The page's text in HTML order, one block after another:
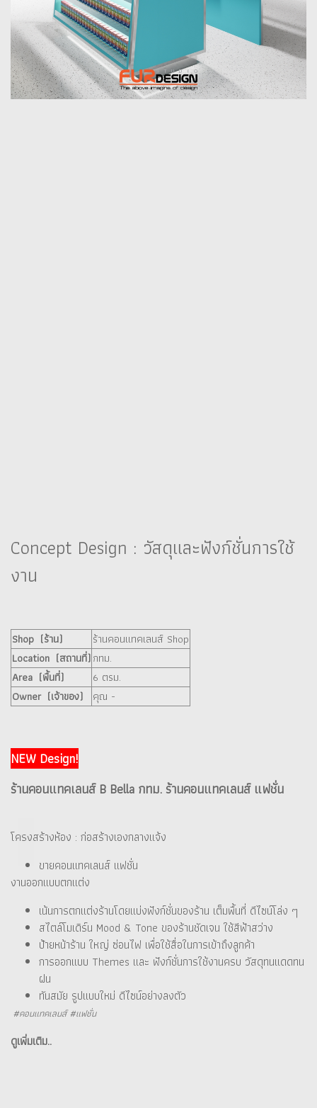
Concept Design : วัสดุและฟังก์ชั่นการใช้
งาน
Shop (ร้าน)
ร้านคอนแทคเลนส์ Shop
Location (สถานที่)กทม.
Area (พื้นที่)
6 ตรม.
Owner (เจ้าของ)
คุณ -
NEW Design!
ร้านคอนแทคเลนส์ B Bella กทม. ร้านคอนแทคเลนส์ แฟชั่น
โครงสร้างห้อง : ก่อสร้างเองกลางแจ้ง
ขายคอนแทคเลนส์ แฟชั่น
งานออกแบบตกแต่ง
เน้นการตกแต่งร้านโดยแบ่งฟังก์ชั่นของร้าน เต็มพื้นที่ ดีไซน์โล่ง ๆ
สไตล์โมเดิร์น Mood & Tone ของร้านชัดเจน ใช้สีฟ้าสว่าง
ป้ายหน้าร้าน ใหญ่ ซ่อนไฟ เพื่อใช้สื่อในการเข้าถึงลูกค้า
การออกแบบ Themes และ ฟังก์ชั่นการใช้งานครบ วัสดุทนแดดทน
ฝน
ทันสมัย รูปแบบใหม่ ดีไซน์อย่างลงตัว
#คอนแทคเลนส์ #แฟชั่น
ดูเพิ่มเติม..